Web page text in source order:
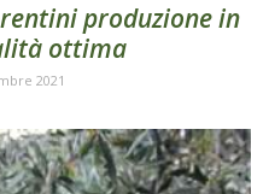
produzione in
ottima
2021